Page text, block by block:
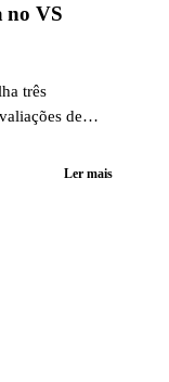
no VS
três
de
faz oLer mais